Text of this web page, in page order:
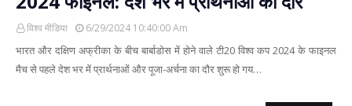
विश्व मीडिया 6/29/2024 10:40:00 Am
भारत और दक्षिण अफ्रीका के बीच बार्बाडोस में होने वाले टी20 विश्व कप 2024 के फाइनल
मैच से पहले देश भर में प्रार्थनाओं और पूजा-अर्चना का दौर शुरू हो गय…